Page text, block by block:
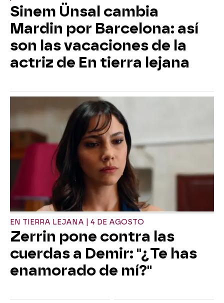
Sinem Ünsal cambia
Mardin por Barcelona: así
son las vacaciones de la
actriz de En tierra lejana
EN TIERRA LEJANA | 4 DE AGOSTO
Zerrin pone contra las
cuerdas a Demir: "¿Te has
enamorado de mí?"